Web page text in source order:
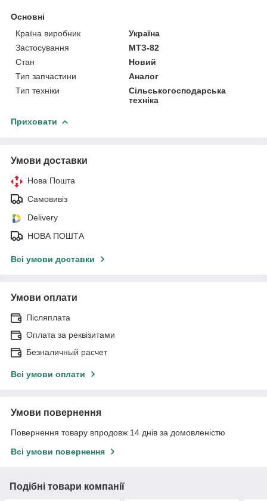
Основні
Країна виробник
Україна
Застосування
МТЗ-82
Стан
Новий
Тип запчастини
Аналог
Тип техніки
Сільськогосподарська
техніка
Приховати
Умови доставки
Нова Пошта
Самовивіз
Delivery
НОВА ПОШТА
Всі умови доставки
Умови оплати
Післяплата
Оплата за реквізитами
Безналичный расчет
Всі умови оплати
Умови повернення
Повернення товару впродовж 14 днів за домовленістю
Всі умови повернення
Подібні товари компанії